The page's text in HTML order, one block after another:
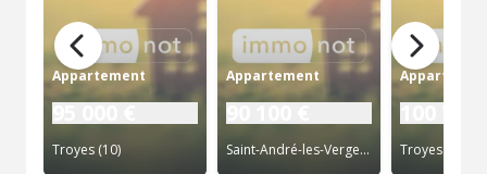
Appartement
95 000 €
Troyes (10)
Appartement
90 100 €
Saint-André-les-Vergers (10)
100 700
Troyes (10)